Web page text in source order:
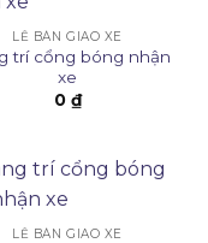
LỄ BÀN GIAO XE
trí cổng bóng nhận
xe
0 ₫
LỄ BÀN GIAO XE